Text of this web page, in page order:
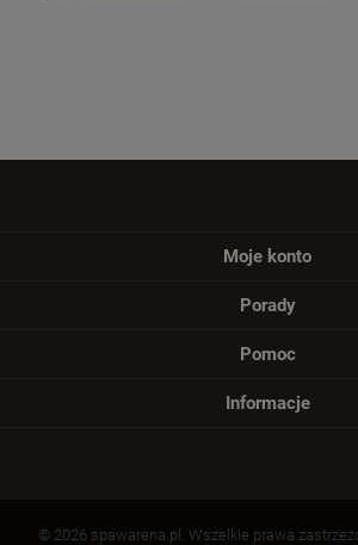
Moje konto
Porady
Pomoc
Informacje
© 2026 spawarena.pl. Wszelkie prawa